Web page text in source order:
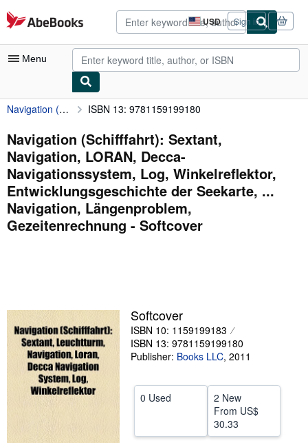
Skip to main content
AbeBooks.com USD
Site
shopping
preferences
Sign in
Menu
My Account
My Purchases
Advanced Search
Browse Collections
Rare Books
Art & Collectibles
Help
CLOSE
Navigation (Schifffahrt): Sextant, Navigation, LORAN, Decca-Navigationssystem, Log, Winkelreflektor, Entwicklungsgeschichte der Seekarte, ... Navigation, Längenproblem, Gezeitenrechnung ISBN 13: 9781159199180
Navigation (Schifffahrt): Sextant,
Navigation, LORAN, Decca-
Navigationssystem, Log, Winkelreflektor,
Entwicklungsgeschichte der Seekarte, ...
Navigation, Längenproblem,
Gezeitenrechnung - Softcover
Softcover
ISBN 10: 1159199183
ISBN 13: 9781159199180
Publisher: Books LLC, 2011
0 Used
2 New
From US$
30.33